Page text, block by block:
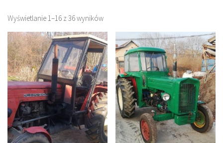
Wyświetlanie 1–16 z 36 wyników